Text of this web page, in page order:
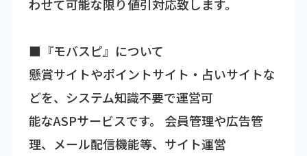
わせて可能な限り値引対応致します。
■『モバスピ』について
懸賞サイトやポイントサイト・占いサイトな
どを、システム知識不要で運営可
能なASPサービスです。 会員管理や広告管
理、メール配信機能等、サイト運営